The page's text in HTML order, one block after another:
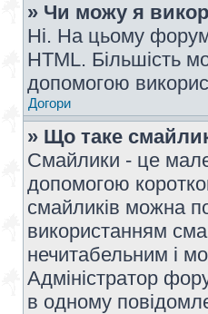
» Чи можу я
Ні. На цьому
HTML. Більшість
допомогою
Догори
» Що таке
Смайлики - це
допомогою
смайликів можна
використанням
нечитабельним і
Адміністратор
в одному